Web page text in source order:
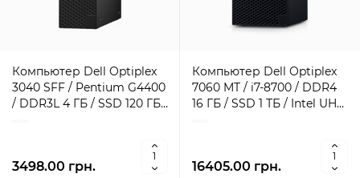
Компьютер Dell Optiplex
3040 SFF / Pentium G4400
/ DDR3L 4 ГБ / SSD 120 ГБ /
3498.00 грн.
Компьютер Dell Optiplex
7060 MT / i7-8700 / DDR4
16 ГБ / SSD 1 ТБ / Intel UHD
16405.00 грн.